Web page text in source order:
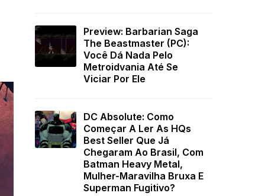
Preview: Barbarian Saga
The Beastmaster (PC):
Você Dá Nada Pelo
Metroidvania Até Se
Viciar Por Ele
DC Absolute: Como
Começar A Ler As HQs
Best Seller Que Já
Chegaram Ao Brasil, Com
Batman Heavy Metal,
Mulher-Maravilha Bruxa E
Superman Fugitivo?